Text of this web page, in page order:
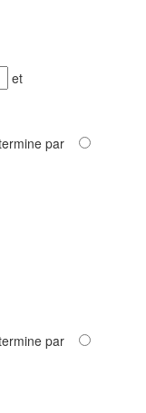
et
par
par